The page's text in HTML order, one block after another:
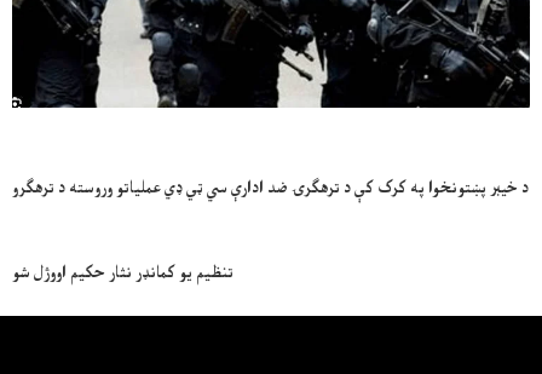
د خیبر پښتونخوا په کرک کې د ترهګرۍ ضد ادارې سي ټي ډي عملیاتو وروسته د ترهګرو
تنظیم یو کمانډر نثار حکیم اووژل شو